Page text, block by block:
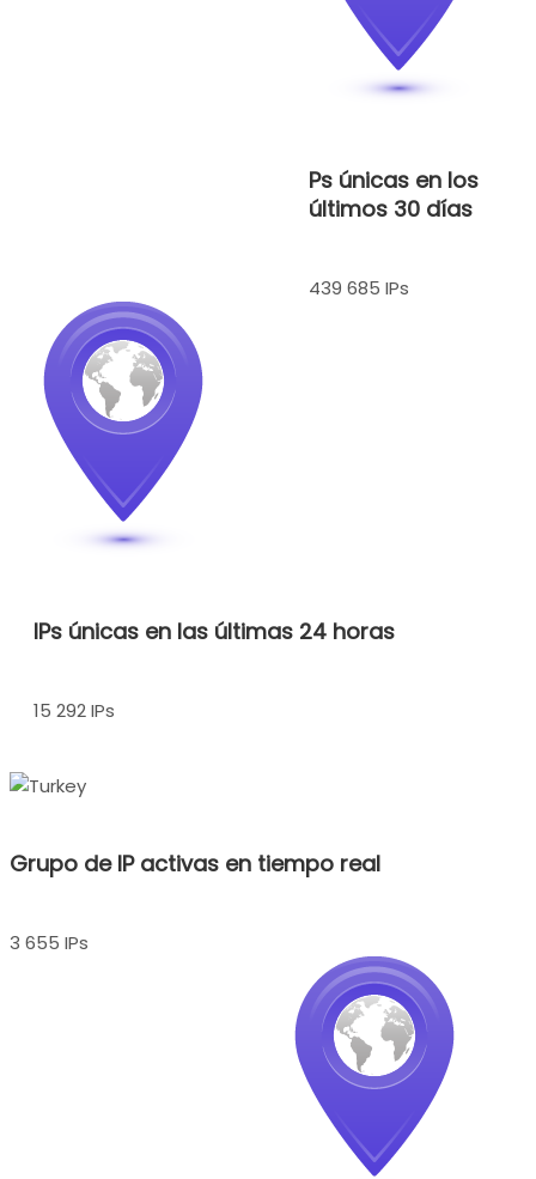
Ps únicas en los
últimos 30 días
439 685 IPs
IPs únicas en las últimas 24 horas
15 292 IPs
Grupo de IP activas en tiempo real
3 655 IPs